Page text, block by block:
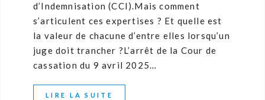
d’Indemnisation (CCI).Mais comment
s’articulent ces expertises ? Et quelle est
la valeur de chacune d’entre elles lorsqu’un
juge doit trancher ?L’arrêt de la Cour de
cassation du 9 avril 2025…
LIRE LA SUITE